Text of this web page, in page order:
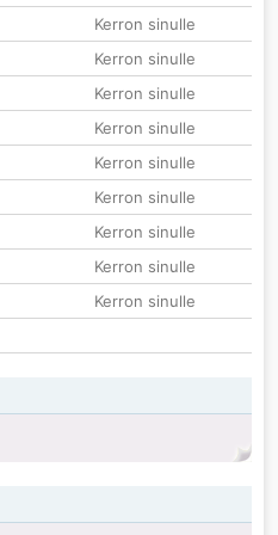
Kerron sinulle
Kerron sinulle
Kerron sinulle
Kerron sinulle
Kerron sinulle
Kerron sinulle
Kerron sinulle
Kerron sinulle
Kerron sinulle